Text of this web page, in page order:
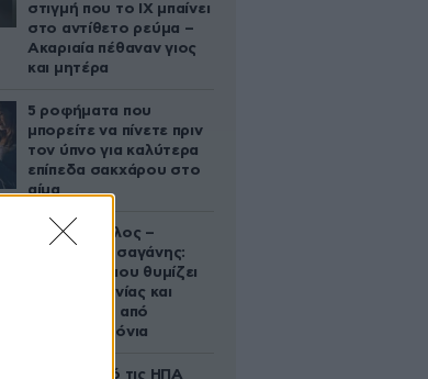
στιγμή που το ΙΧ μπαίνει
στο αντίθετο ρεύμα –
Ακαριαία πέθαναν γιος
και μητέρα
5 ροφήματα που
μπορείτε να πίνετε πριν
τον ύπνο για καλύτερα
επίπεδα σακχάρου στο
αίμα
Νία Βαρντάλος –
Σπύρος Κατσαγάνης:
Μια σχέση που θυμίζει
σενάριο ταινίας και
μετρά πάνω από
τέσσερα χρόνια
Ζευγάρι από τις ΗΠΑ